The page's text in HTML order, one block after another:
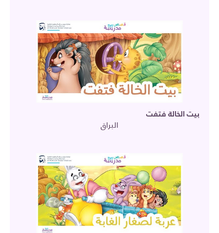
بيت الخالة فتفت
البراق